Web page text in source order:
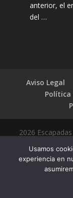
anterior, el
del …
Aviso Legal
Política
2026
Usamos
experiencia en